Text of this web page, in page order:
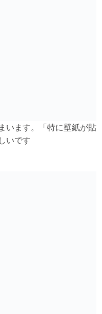
います。「特に壁紙が貼
いです